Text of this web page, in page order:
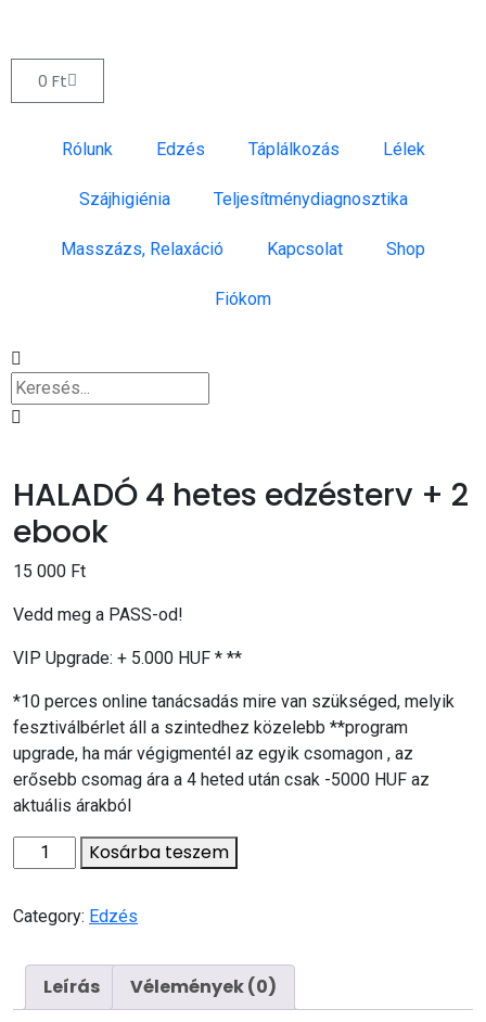
0 Ft
Rólunk Edzés Táplálkozás Lélek
Szájhigiénia Teljesítménydiagnosztika
Masszázs, Relaxáció Kapcsolat Shop
Fiókom
HALADÓ 4 hetes edzésterv + 2
ebook
15 000 Ft
Vedd meg a PASS-od!
VIP Upgrade: + 5.000 HUF * **
*10 perces online tanácsadás mire van szükséged, melyik
fesztiválbérlet áll a szintedhez közelebb **program
upgrade, ha már végigmentél az egyik csomagon , az
erősebb csomag ára a 4 heted után csak -5000 HUF az
aktuális árakból
Kosárba teszem
Category: Edzés
Leírás Vélemények (0)